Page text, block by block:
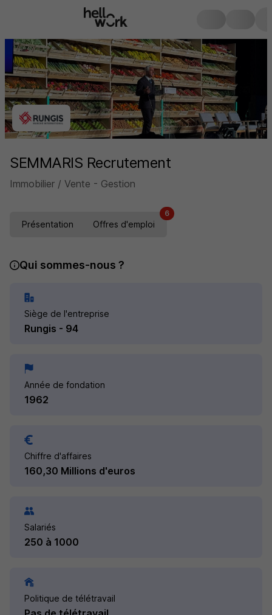
SEMMARIS Recrutement
Immobilier / Vente - Gestion
Présentation Offres d'emploi
6
Qui sommes-nous ?
Siège de l'entreprise
Rungis - 94
Année de fondation
1962
Chiffre d'affaires
160,30 Millions d'euros
Salariés
250 à 1000
Politique de télétravail